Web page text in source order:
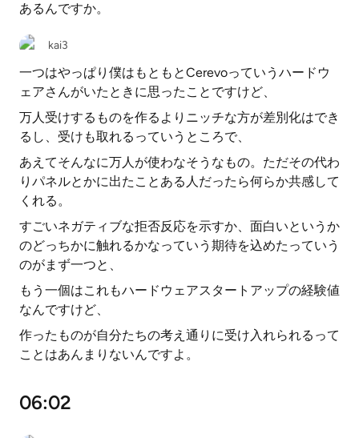
あるんですか。
kai3
一つはやっぱり僕はもともとCerevoっていうハードウ
ェアさんがいたときに思ったことですけど、
万人受けするものを作るよりニッチな方が差別化はでき
るし、受けも取れるっていうところで、
あえてそんなに万人が使わなそうなもの。ただその代わ
りパネルとかに出たことある人だったら何らか共感して
くれる。
すごいネガティブな拒否反応を示すか、面白いというか
のどっちかに触れるかなっていう期待を込めたっていう
のがまず一つと、
もう一個はこれもハードウェアスタートアップの経験値
なんですけど、
作ったものが自分たちの考え通りに受け入れられるって
ことはあんまりないんですよ。
06:02